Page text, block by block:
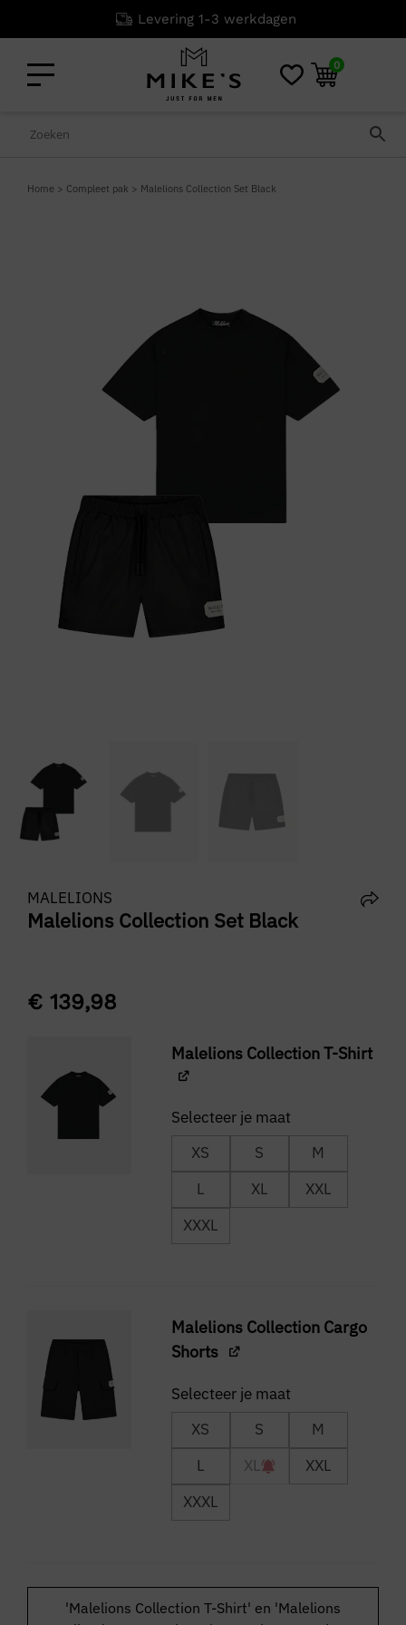
Levering 1-3 werkdagen
0
Home > Compleet pak > Malelions Collection Set Black
MALELIONS
Malelions Collection Set Black
€ 139,98
Malelions Collection T-Shirt
XS S
M
L
XL
XXL
XXXL
Malelions Collection Cargo
Shorts
XS S
M
L
XL
XXL
XXXL
'Malelions Collection T-Shirt' en 'Malelions